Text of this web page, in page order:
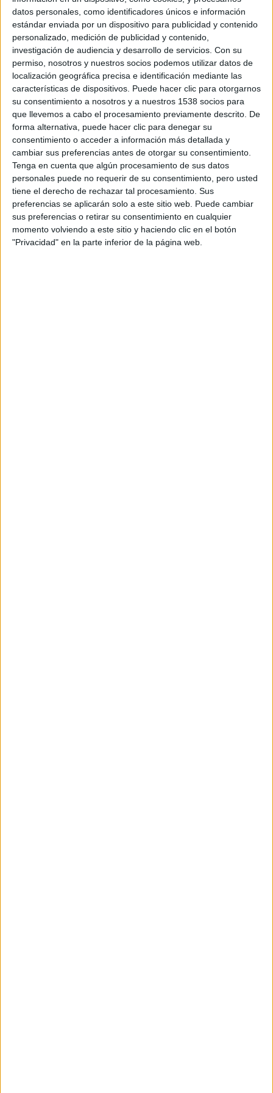
datos personales, como identificadores únicos e información
estándar enviada por un dispositivo para publicidad y contenido
personalizado, medición de publicidad y contenido,
investigación de audiencia y desarrollo de servicios. Con su
permiso, nosotros y nuestros socios podemos utilizar datos de
localización geográfica precisa e identificación mediante las
características de dispositivos. Puede hacer clic para otorgarnos
su consentimiento a nosotros y a nuestros 1538 socios para
que llevemos a cabo el procesamiento previamente descrito. De
forma alternativa, puede hacer clic para denegar su
consentimiento o acceder a información más detallada y
cambiar sus preferencias antes de otorgar su consentimiento.
Tenga en cuenta que algún procesamiento de sus datos
personales puede no requerir de su consentimiento, pero usted
tiene el derecho de rechazar tal procesamiento. Sus
preferencias se aplicarán solo a este sitio web. Puede cambiar
sus preferencias o retirar su consentimiento en cualquier
momento volviendo a este sitio y haciendo clic en el botón
"Privacidad" en la parte inferior de la página web.
queremos mejorar, esponernos en manos de un
entrenador. Alguien que nos pueda dar consejos adaptados
a nuestras condiciones, que supervise nuestro progreso y
que ponga todo su conocimiento al servicio de nuestra
mejora.
Hay que esforzarse para mejorar. Pero, bien hecho, un
entrenamiento profesional nos puede hacer disfrutar incluso
en esas series en las que no podamos más... ¿cuál es tu
objetivo?
CALCULADORA CONSEJOS ENTRENAMIENTOS
SERIES
Buscador de noticias